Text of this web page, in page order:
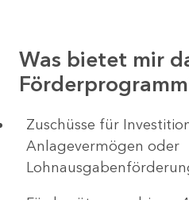
Was bietet mir
​​​​​​Zuschüsse für
Anlagevermögen oder